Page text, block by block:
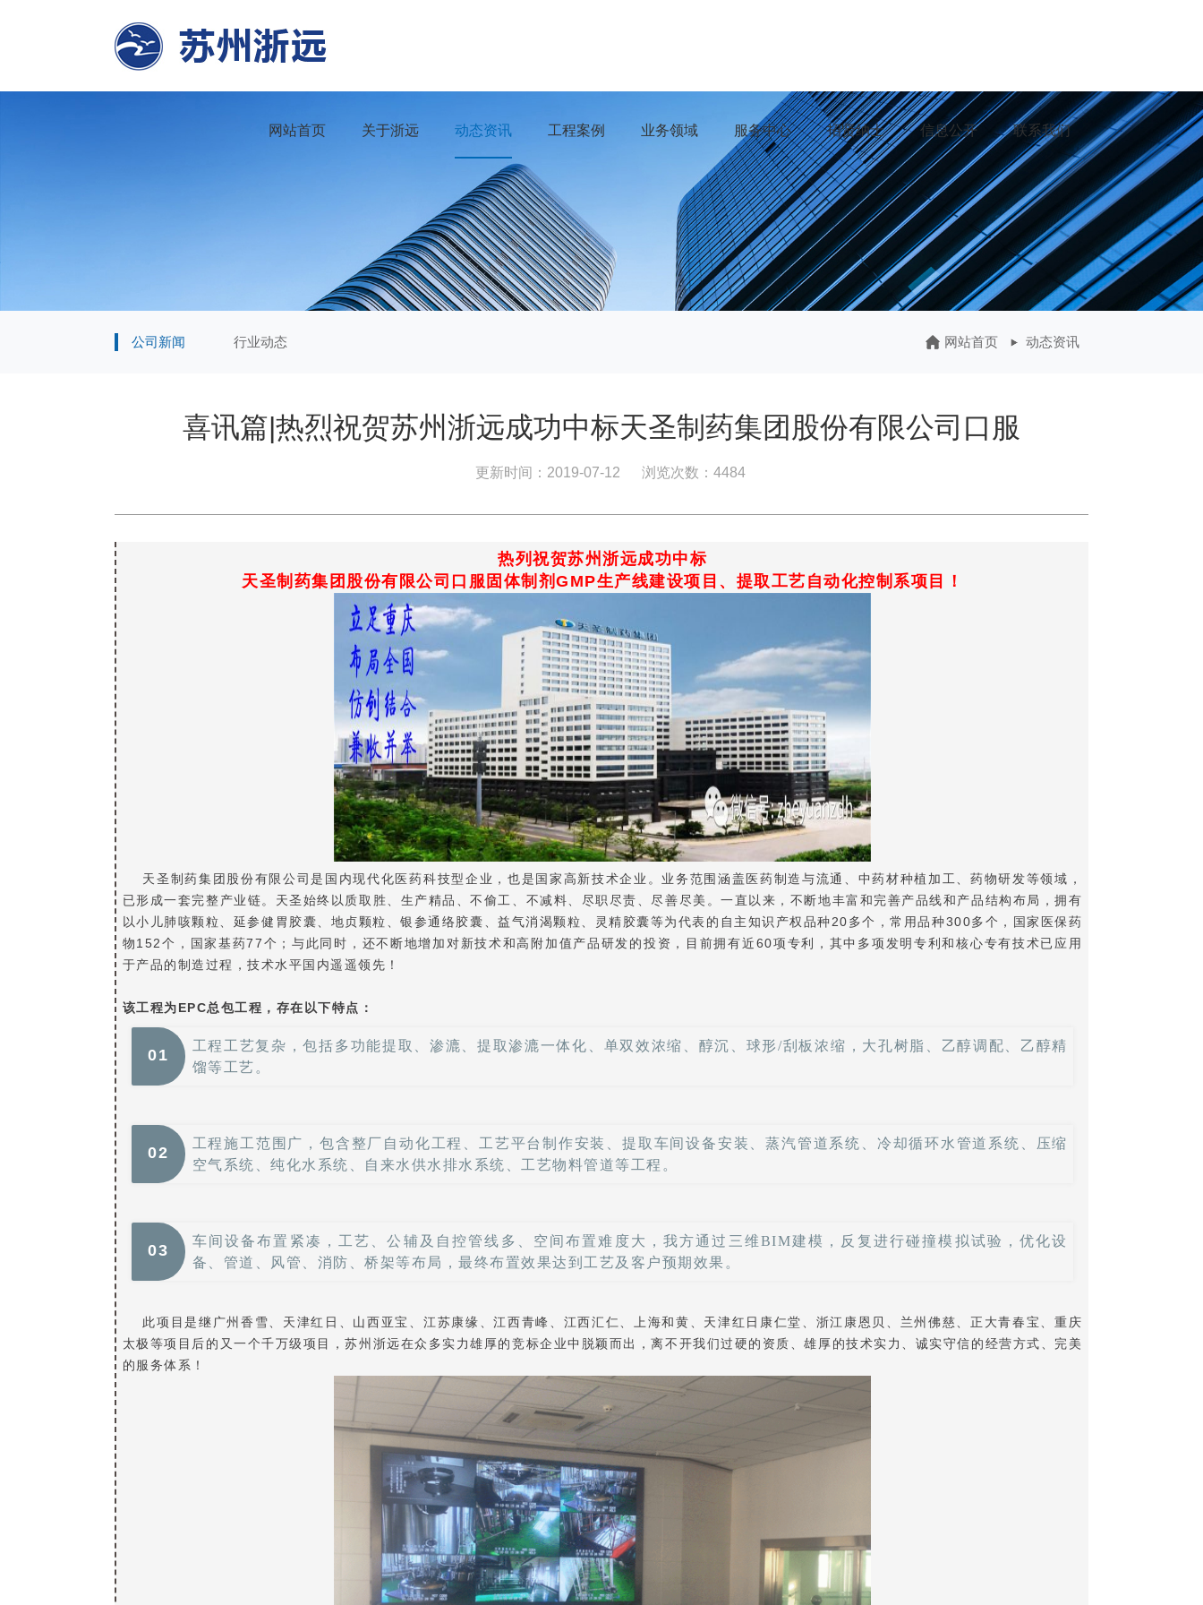
网站首页 关于浙远 动态资讯 工程案例 业务领域 服务中心 招贤纳士 信息公开 联系我们
公司新闻 行业动态 网站首页 动态资讯
喜讯篇|热烈祝贺苏州浙远成功中标天圣制药集团股份有限公司口服
更新时间：2019-07-12 浏览次数：4484
热列祝贺苏州浙远成功中标
天圣制药集团股份有限公司口服固体制剂GMP生产线建设项目、提取工艺自动化控制系项目！
天圣制药集团股份有限公司是国内现代化医药科技型企业，也是国家高新技术企业。业务范围涵盖医药制造与流通、中药材种植加工、药物研发等领域，
已形成一套完整产业链。天圣始终以质取胜、生产精品、不偷工、不减料、尽职尽责、尽善尽美。一直以来，不断地丰富和完善产品线和产品结构布局，拥有
以小儿肺咳颗粒、延参健胃胶囊、地贞颗粒、银参通络胶囊、益气消渴颗粒、灵精胶囊等为代表的自主知识产权品种20多个，常用品种300多个，国家医保药
物152个，国家基药77个；与此同时，还不断地增加对新技术和高附加值产品研发的投资，目前拥有近60项专利，其中多项发明专利和核心专有技术已应用
于产品的制造过程，技术水平国内遥遥领先！
该工程为EPC总包工程，存在以下特点：
01
工程工艺复杂，包括多功能提取、渗漉、提取渗漉一体化、单双效浓缩、醇沉、球形/刮板浓缩，大孔树脂、乙醇调配、乙醇精
馏等工艺。
02
工程施工范围广，包含整厂自动化工程、工艺平台制作安装、提取车间设备安装、蒸汽管道系统、冷却循环水管道系统、压缩
空气系统、纯化水系统、自来水供水排水系统、工艺物料管道等工程。
03
车间设备布置紧凑，工艺、公辅及自控管线多、空间布置难度大，我方通过三维BIM建模，反复进行碰撞模拟试验，优化设
备、管道、风管、消防、桥架等布局，最终布置效果达到工艺及客户预期效果。
此项目是继广州香雪、天津红日、山西亚宝、江苏康缘、江西青峰、江西汇仁、上海和黄、天津红日康仁堂、浙江康恩贝、兰州佛慈、正大青春宝、重庆
太极等项目后的又一个千万级项目，苏州浙远在众多实力雄厚的竞标企业中脱颖而出，离不开我们过硬的资质、雄厚的技术实力、诚实守信的经营方式、完美
的服务体系！